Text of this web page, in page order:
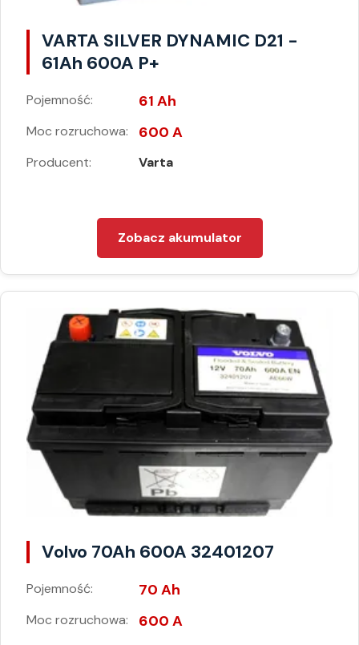
VARTA SILVER DYNAMIC D21 -
61Ah 600A P+
Pojemność: 61 Ah
Moc rozruchowa: 600 A
Producent: Varta
Zobacz akumulator
Volvo 70Ah 600A 32401207
Pojemność: 70 Ah
Moc rozruchowa: 600 A